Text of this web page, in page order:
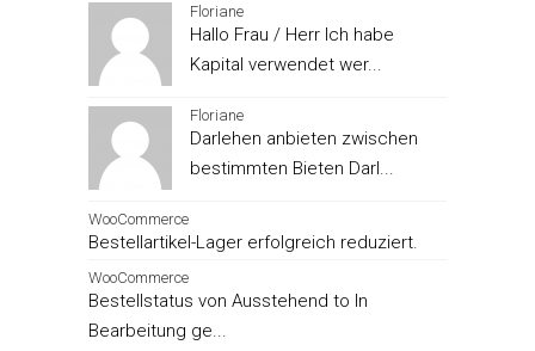
Floriane
Hallo Frau / Herr Ich habe
Kapital verwendet wer...
Floriane
Darlehen anbieten zwischen
bestimmten Bieten Darl...
WooCommerce
Bestellartikel-Lager erfolgreich reduziert.
WooCommerce
Bestellstatus von Ausstehend to In
Bearbeitung ge...